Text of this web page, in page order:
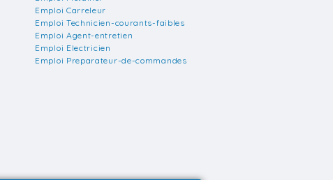
Emploi Carreleur
Emploi Technicien-courants-faibles
Emploi Agent-entretien
Emploi Electricien
Emploi Preparateur-de-commandes